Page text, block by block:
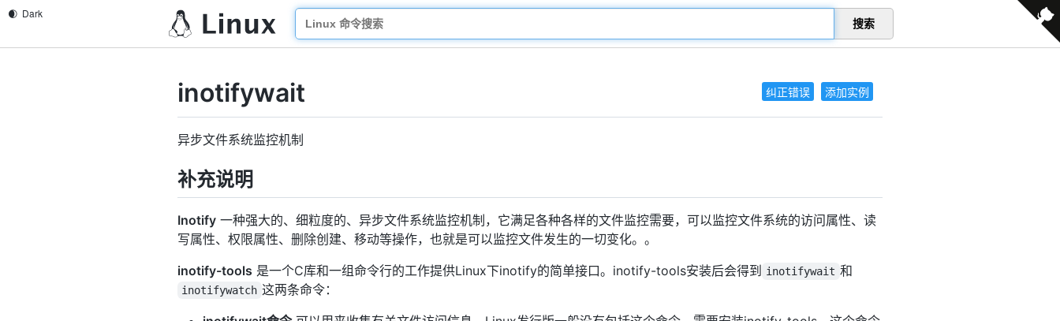
搜索
纠正错误 添加实例
inotifywait
异步文件系统监控机制
补充说明
Inotify 一种强大的、细粒度的、异步文件系统监控机制，它满足各种各样的文件监控需要，可以监控文件系统的访问属性、读
写属性、权限属性、删除创建、移动等操作，也就是可以监控文件发生的一切变化。。
inotify-tools 是一个C库和一组命令行的工作提供Linux下inotify的简单接口。inotify-tools安装后会得到 inotifywait 和
inotifywatch 这两条命令：